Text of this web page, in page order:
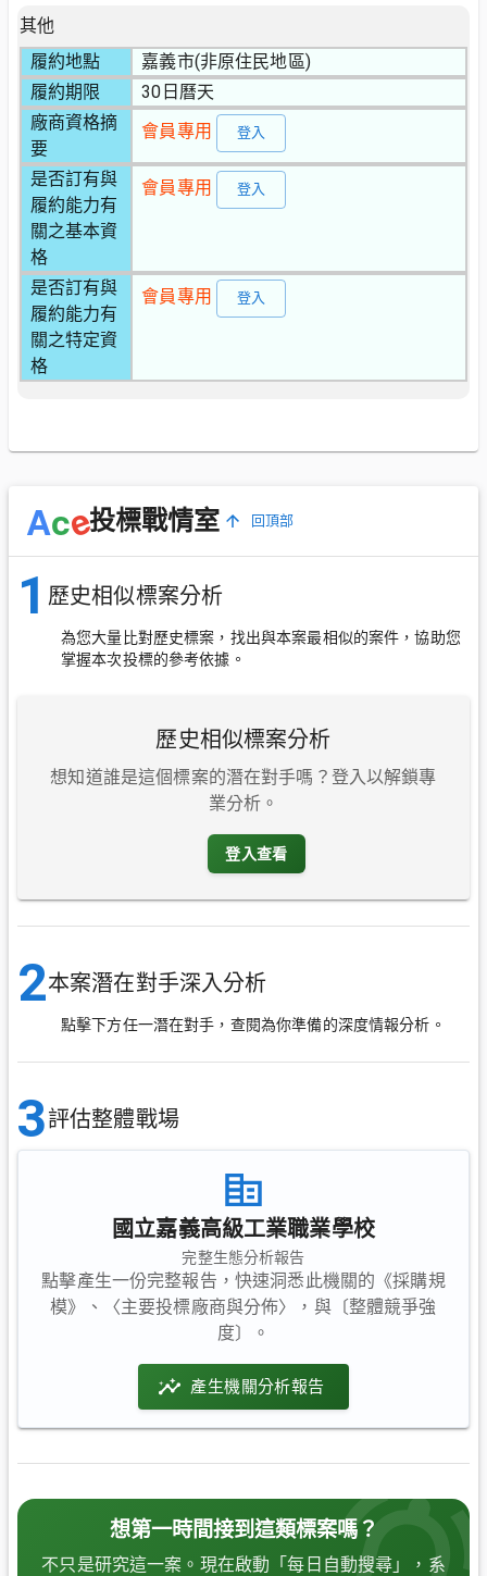
其他
履約地點
嘉義市(非原住民地區)
履約期限
30日曆天
廠商資格摘
要
會員專用 登入
是否訂有與
履約能力有
關之基本資
格
會員專用 登入
是否訂有與
履約能力有
關之特定資
格
會員專用 登入
Ace投標戰情室 回頂部
1 歷史相似標案分析
為您大量比對歷史標案，找出與本案最相似的案件，協助您
掌握本次投標的參考依據。
歷史相似標案分析
想知道誰是這個標案的潛在對手嗎？登入以解鎖專
業分析。
登入查看
2本案潛在對手深入分析
點擊下方任一潛在對手，查閱為你準備的深度情報分析。
3評估整體戰場
國立嘉義高級工業職業學校
完整生態分析報告
點擊產生一份完整報告，快速洞悉此機關的《採購規
模》、〈主要投標廠商與分佈〉，與〔整體競爭強
度〕。
產生機關分析報告
想第一時間接到這類標案嗎？
不只是研究這一案。現在啟動「每日自動搜尋」，系